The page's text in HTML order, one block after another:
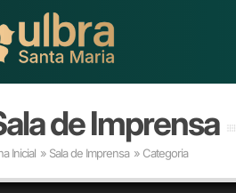
de Imprensa
Inicial » Sala de Imprensa » Categoria